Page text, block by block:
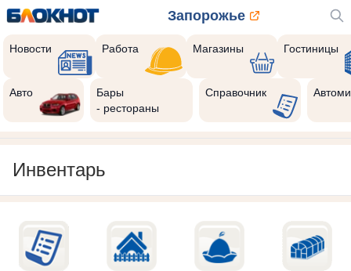
Запорожье
Новости Работа Магазины Гостиницы
Авто
Бары
- рестораны
Справочник
Инвентарь